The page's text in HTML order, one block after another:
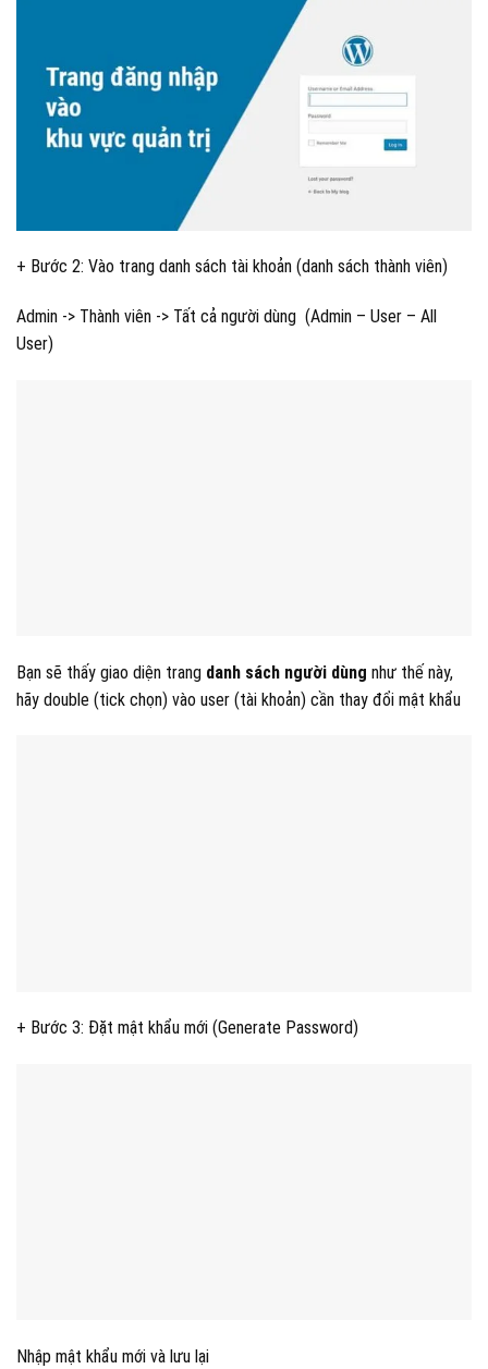
+ Bước 2: Vào trang danh sách tài khoản (danh sách thành viên)
Admin -> Thành viên -> Tất cả người dùng (Admin – User – All
User)
Bạn sẽ thấy giao diện trang danh sách người dùng như thế này,
hãy double (tick chọn) vào user (tài khoản) cần thay đổi mật khẩu
+ Bước 3: Đặt mật khẩu mới (Generate Password)
Nhập mật khẩu mới và lưu lại